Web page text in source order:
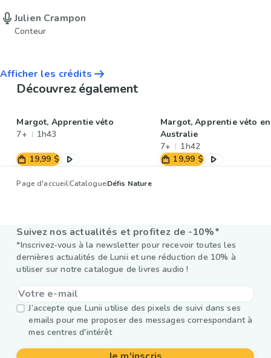
Julien Crampon
Conteur
Afficher les crédits
Découvrez également
Margot, Apprentie véto
7+
1h43
19,99 $
Margot, Apprentie véto en
Australie
7+
1h42
19,99 $
Page d'accueilCatalogueDéfis Nature
Suivez nos actualités et profitez de -10%*
*Inscrivez-vous à la newsletter pour recevoir toutes les
dernières actualités de Lunii et une réduction de 10% à
utiliser sur notre catalogue de livres audio !
J’accepte que Lunii utilise des pixels de suivi dans ses
emails pour me proposer des messages correspondant à
mes centres d'intérêt